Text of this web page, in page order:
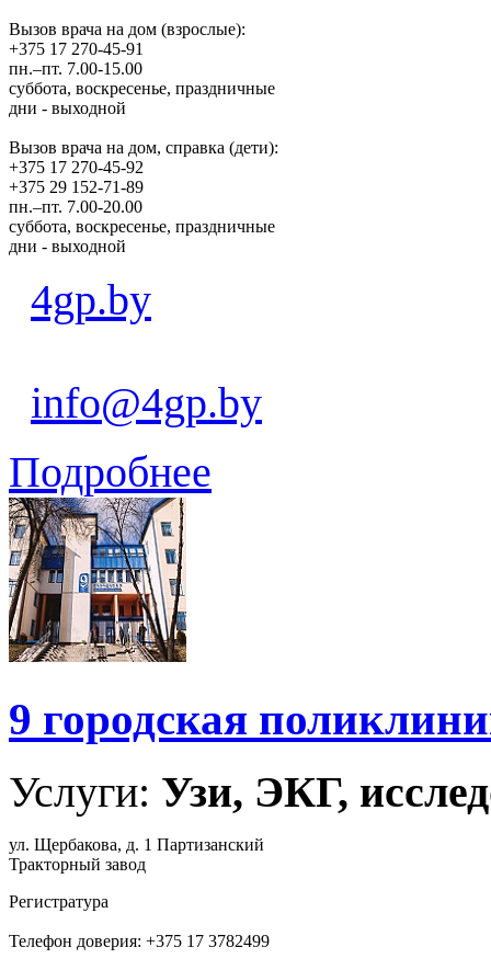
Вызов врача на дом (взрослые):
+375 17 270-45-91
пн.–пт. 7.00-15.00
суббота, воскресенье, праздничные
дни - выходной
Вызов врача на дом, справка (дети):
+375 17 270-45-92
+375 29 152-71-89
пн.–пт. 7.00-20.00
суббота, воскресенье, праздничные
дни - выходной
4gp.by
info@4gp.by
Подробнее
9 городская
Услуги: Узи, ЭКГ,
ул. Щербакова, д. 1 Партизанский
Тракторный завод
Регистратура
Телефон доверия: +375 17 3782499